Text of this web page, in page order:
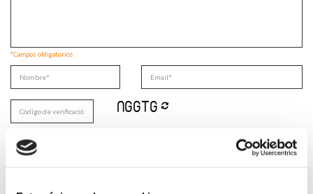
*Campos obligatorios
He leido y acepto la